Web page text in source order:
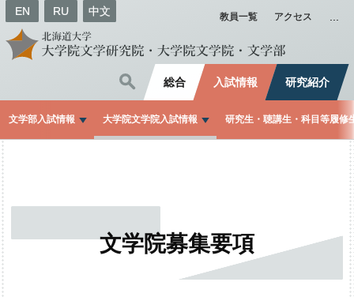
EN RU 中文 教員一覧 アクセス
総合 入試情報 研究紹介
文学部入試情報 大学院文学院入試情報 研究生・ 聴講生・ 科目等履修
文学院募集要項